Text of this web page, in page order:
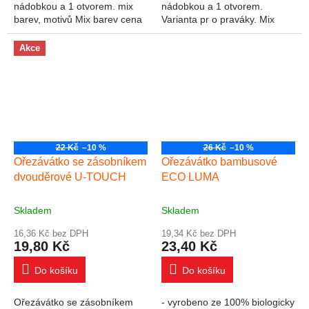
nádobkou a 1 otvorem. mix
barev, motivů Mix barev cena
za 1ks
nádobkou a 1 otvorem.
Varianta pr o praváky. Mix
barev. cena za 1ks barvy se
Akce
22 Kč –10 %
Ořezávátko se zásobníkem
dvouděrové U-TOUCH
Skladem
16,36 Kč bez DPH
19,80 Kč
Do košíku
Ořezávátko se zásobníkem
26 Kč –10 %
Ořezávátko bambusové
ECO LUMA
Skladem
19,34 Kč bez DPH
23,40 Kč
Do košíku
- vyrobeno ze 100% biologicky